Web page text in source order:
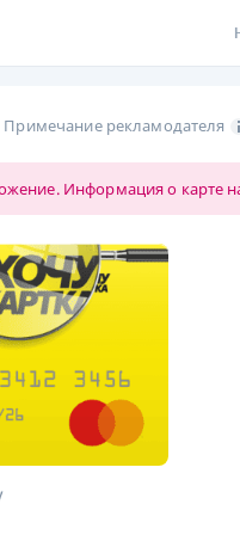
Примечание рекламодателя
Информация о карте